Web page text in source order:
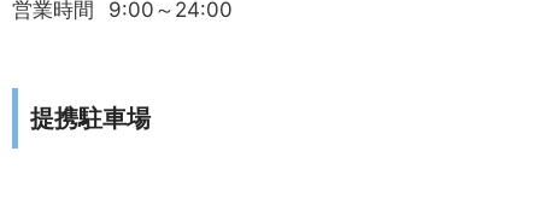
営業時間
9:00～24:00
提携駐車場